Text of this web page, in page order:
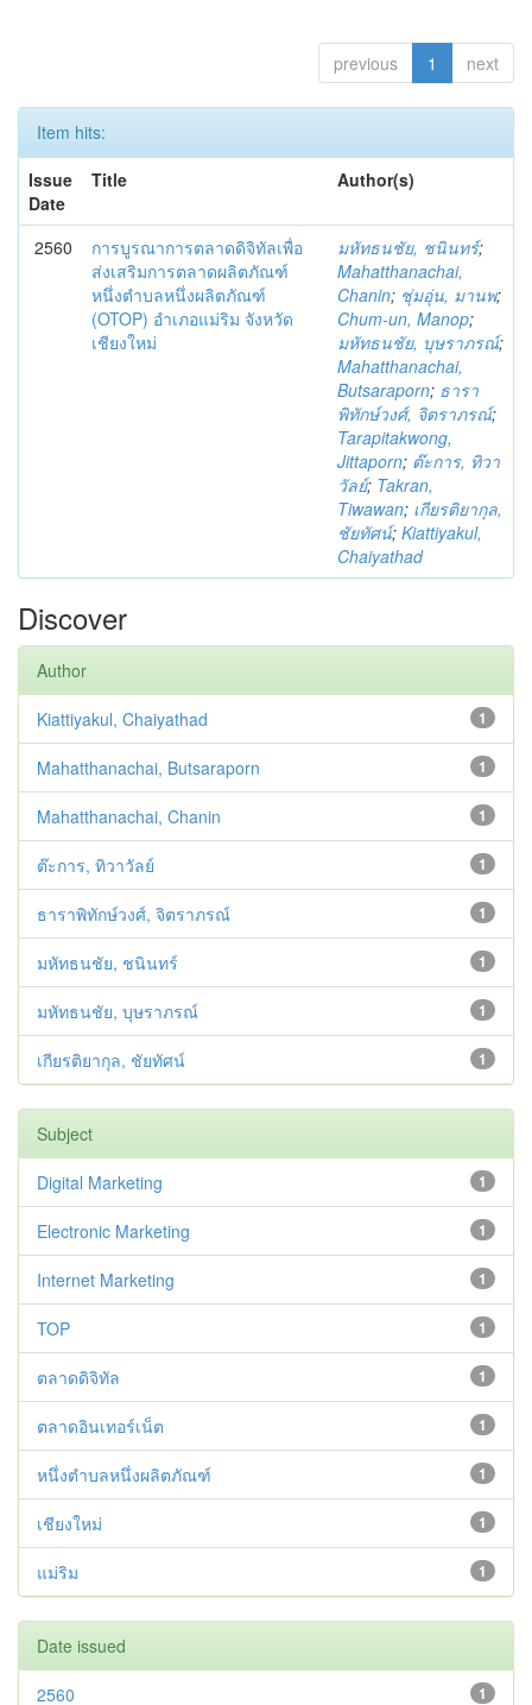
previous 1 next
Item hits:
Issue
Date
Title Author(s)
2560
การบูรณาการตลาดดิจิทัลเพื่อ
ส่งเสริมการตลาดผลิตภัณฑ์
หนึ่งตำบลหนึ่งผลิตภัณฑ์
(OTOP) อำเภอแม่ริม จังหวัด
เชียงใหม่
มหัทธนชัย, ชนินทร์;
Mahatthanachai,
Chanin; ชุ่มอุ่น, มานพ;
Chum-un, Manop;
มหัทธนชัย, บุษราภรณ์;
Mahatthanachai,
Butsaraporn; ธารา
พิทักษ์วงศ์, จิตราภรณ์;
Tarapitakwong,
Jittaporn; ต๊ะการ, ทิวา
วัลย์; Takran,
Tiwawan; เกียรติยากุล,
ชัยทัศน์; Kiattiyakul,
Chaiyathad
Discover
Author
1
Kiattiyakul, Chaiyathad
1
Mahatthanachai, Butsaraporn
1
Mahatthanachai, Chanin
1
ต๊ะการ, ทิวาวัลย์
1
ธาราพิทักษ์วงศ์, จิตราภรณ์
1
มหัทธนชัย, ชนินทร์
1
มหัทธนชัย, บุษราภรณ์
1
เกียรติยากุล, ชัยทัศน์
Subject
1
Digital Marketing
1
Electronic Marketing
1
Internet Marketing
1
TOP
1
ตลาดดิจิทัล
1
ตลาดอินเทอร์เน็ต
1
หนึ่งตำบลหนึ่งผลิตภัณฑ์
1
เชียงใหม่
1
แม่ริม
Date issued
1
2560